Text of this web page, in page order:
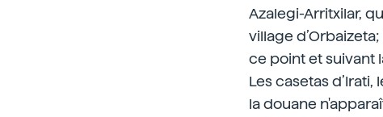
Azalegi-Arritxilar,
village
ce point et suivant
Les casetas
la douane